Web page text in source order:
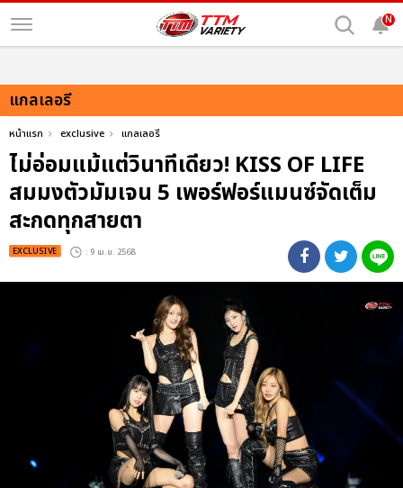
N
แกลเลอรี
หน้าแรก exclusive แกลเลอรี
ไม่อ่อมแม้แต่วินาทีเดียว! KISS OF LIFE
สมมงตัวมัมเจน 5 เพอร์ฟอร์แมนซ์จัดเต็ม
สะกดทุกสายตา
EXCLUSIVE : 9 เม.ย. 2568